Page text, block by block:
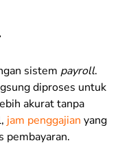
sistem payroll.
diproses untuk
akurat tanpa
jam penggajian yang
pembayaran.